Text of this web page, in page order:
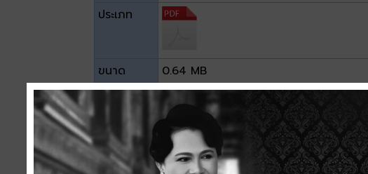
ประเภท
ขนาด
0.64 MB
ดาวน์โหลด